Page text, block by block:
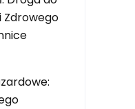
Zdrowego